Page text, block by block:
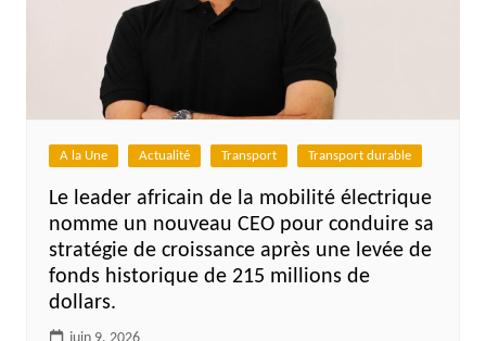
A la Une Actualité Transport Transport durable
Le leader africain de la mobilité électrique
nomme un nouveau CEO pour conduire sa
stratégie de croissance après une levée de
fonds historique de 215 millions de
dollars.